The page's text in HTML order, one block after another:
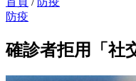
防疫
確診者拒用「社